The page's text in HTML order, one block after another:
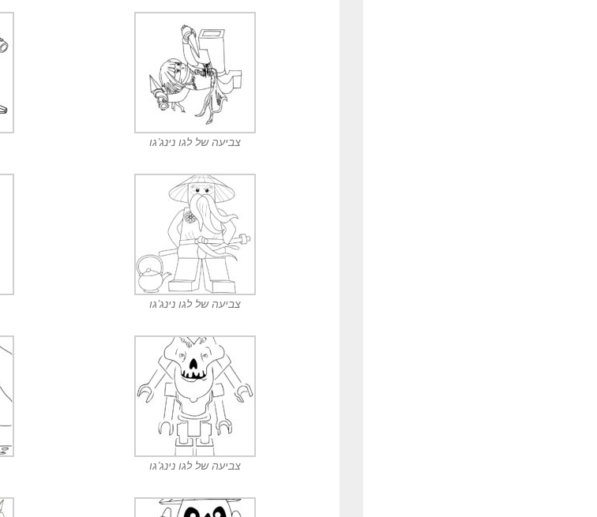
צביעה של לגו נינג’גו
צביעה של לגו נינג’גו
צביעה של לגו נינג’גו